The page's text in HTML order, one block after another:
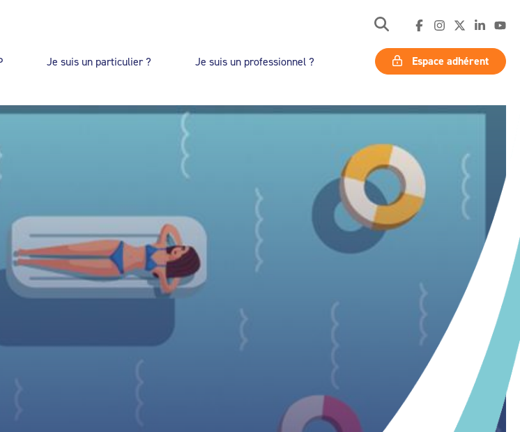
Je suis un particulier ? Je suis un professionnel ? Espace adhérent